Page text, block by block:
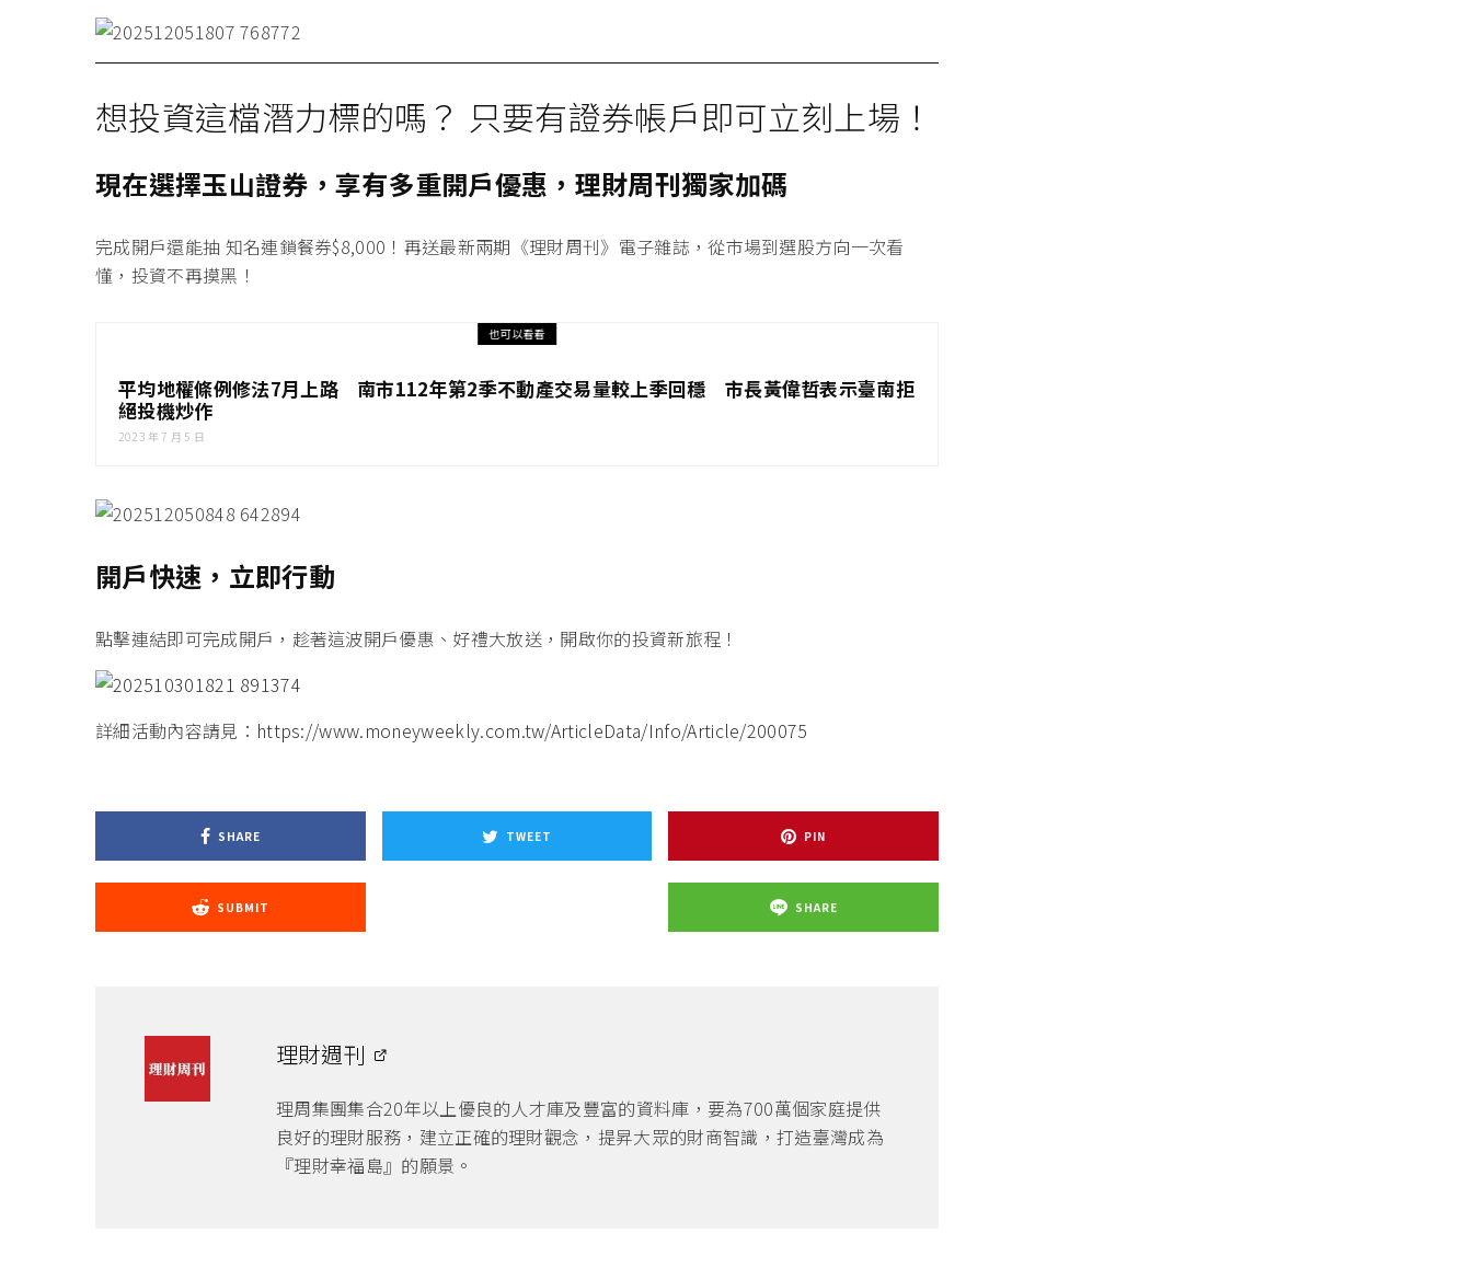
想投資這檔潛力標的嗎？ 只要有證券帳戶即可立刻上場！
現在選擇玉山證券，享有多重開戶優惠，理財周刊獨家加碼
完成開戶還能抽 知名連鎖餐券$8,000！ 再送最新兩期《理財周刊》電子雜誌 ，從市場到選股方向一次看
懂，投資不再摸黑！
也可以看看
平均地權條例修法7月上路 南市112年第2季不動產交易量較上季回穩 市長黃偉哲表示臺南拒
絕投機炒作
2023 年 7 月 5 日
開戶快速，立即行動
點擊連結即可完成開戶 ，趁著這波開戶優惠、好禮大放送，開啟你的投資新旅程！
詳細活動內容請見： https://www.moneyweekly.com.tw/ArticleData/Info/Article/200075
SHARE TWEET PIN
SUBMIT SHARE
理財週刊
理周集團集合20年以上優良的人才庫及豐富的資料庫，要為700萬個家庭提供
良好的理財服務，建立正確的理財觀念，提昇大眾的財商智識，打造臺灣成為
『理財幸福島』的願景。